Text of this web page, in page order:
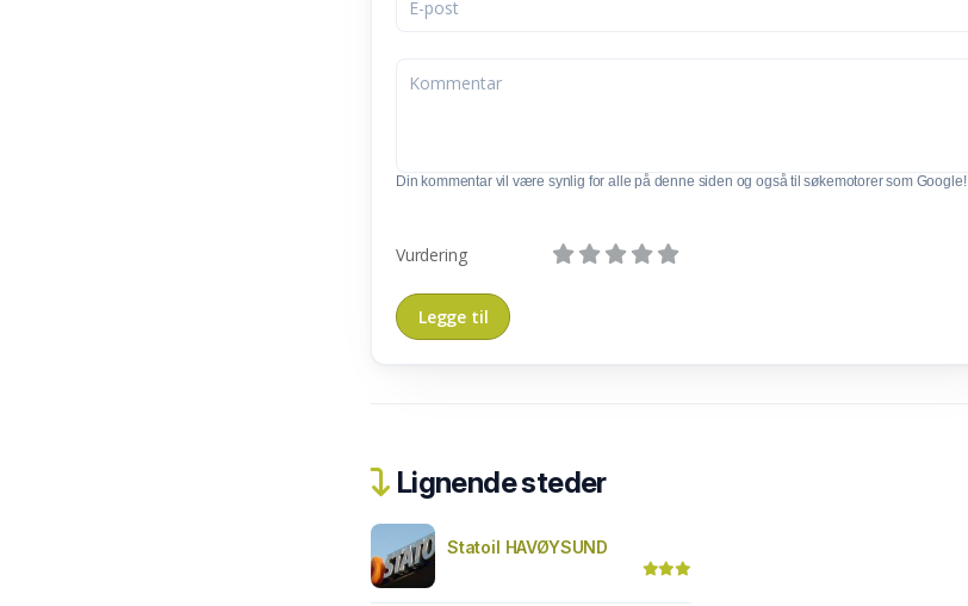
Din kommentar vil være synlig for alle på denne siden og også til søkemotorer som Google!
Vurdering
Lignende steder
Statoil HAVØYSUND